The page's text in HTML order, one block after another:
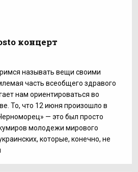
концерт
называть вещи своими
часть всеобщего здравого
нам ориентироваться во
То, что 12 июня произошло в
— это был просто
молодежи мирового
которые, конечно, не